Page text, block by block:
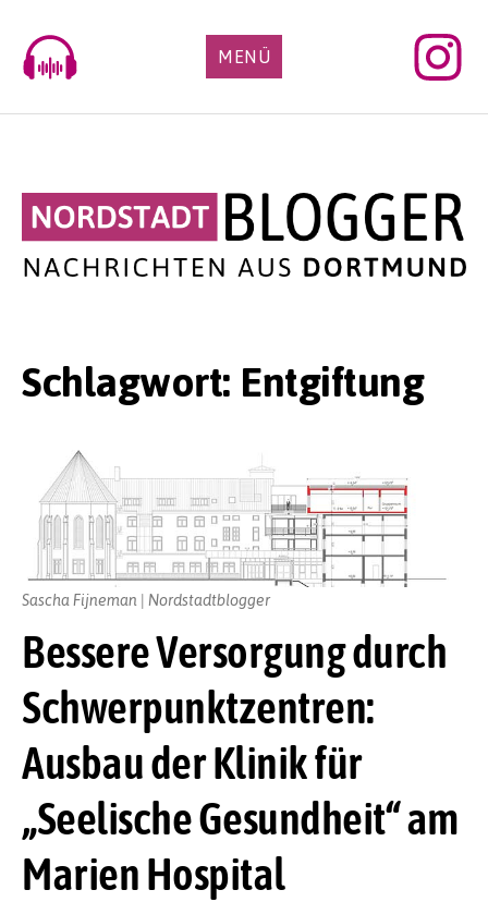
content
MENÜ
Schlagwort: Entgiftung
Bessere Versorgung durch
Schwerpunktzentren:
Ausbau der Klinik für
„Seelische Gesundheit“ am
Marien Hospital
Sascha Fijneman | Nordstadtblogger